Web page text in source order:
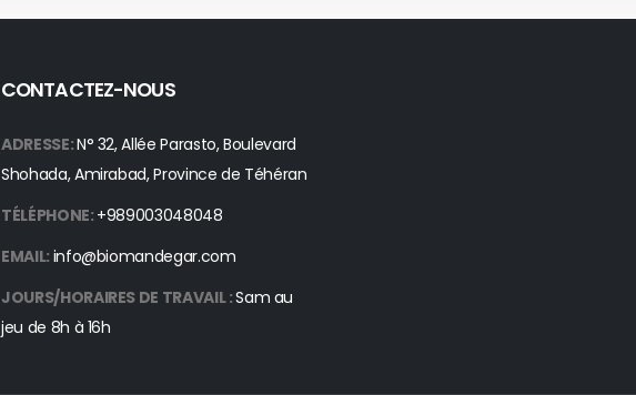
CONTACTEZ-NOUS
ADRESSE:N° 32, Allée Parasto, Boulevard
Shohada, Amirabad, Province de Téhéran
TÉLÉPHONE: +989003048048
EMAIL: info@biomandegar.com
JOURS/HORAIRES DE TRAVAIL :Sam au
jeu de 8h à 16h